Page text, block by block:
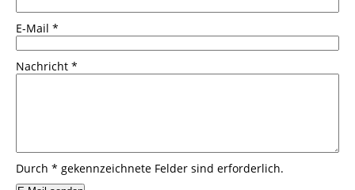
E-Mail *
Nachricht *
Durch * gekennzeichnete Felder sind erforderlich.